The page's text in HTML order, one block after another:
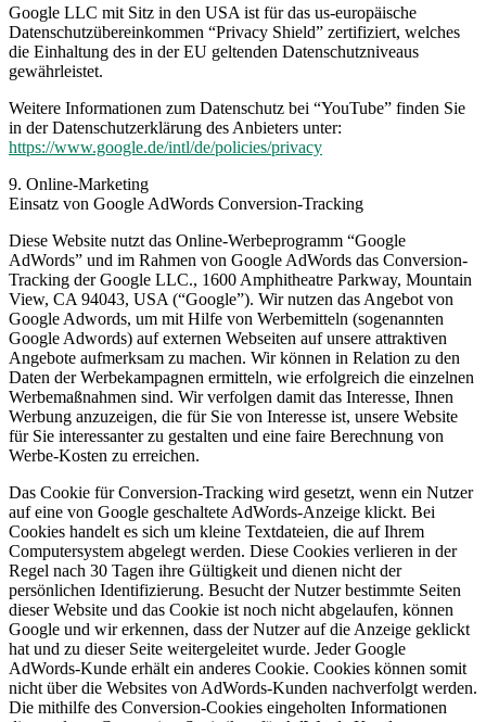
Google LLC mit Sitz in den USA ist für das us-europäische
Datenschutzübereinkommen “Privacy Shield” zertifiziert, welches
die Einhaltung des in der EU geltenden Datenschutzniveaus
gewährleistet.
Weitere Informationen zum Datenschutz bei “YouTube” finden Sie
in der Datenschutzerklärung des Anbieters unter:
https://www.google.de/intl/de/policies/privacy
9. Online-Marketing
Einsatz von Google AdWords Conversion-Tracking
Diese Website nutzt das Online-Werbeprogramm “Google
AdWords” und im Rahmen von Google AdWords das Conversion-
Tracking der Google LLC., 1600 Amphitheatre Parkway, Mountain
View, CA 94043, USA (“Google”). Wir nutzen das Angebot von
Google Adwords, um mit Hilfe von Werbemitteln (sogenannten
Google Adwords) auf externen Webseiten auf unsere attraktiven
Angebote aufmerksam zu machen. Wir können in Relation zu den
Daten der Werbekampagnen ermitteln, wie erfolgreich die einzelnen
Werbemaßnahmen sind. Wir verfolgen damit das Interesse, Ihnen
Werbung anzuzeigen, die für Sie von Interesse ist, unsere Website
für Sie interessanter zu gestalten und eine faire Berechnung von
Werbe-Kosten zu erreichen.
Das Cookie für Conversion-Tracking wird gesetzt, wenn ein Nutzer
auf eine von Google geschaltete AdWords-Anzeige klickt. Bei
Cookies handelt es sich um kleine Textdateien, die auf Ihrem
Computersystem abgelegt werden. Diese Cookies verlieren in der
Regel nach 30 Tagen ihre Gültigkeit und dienen nicht der
persönlichen Identifizierung. Besucht der Nutzer bestimmte Seiten
dieser Website und das Cookie ist noch nicht abgelaufen, können
Google und wir erkennen, dass der Nutzer auf die Anzeige geklickt
hat und zu dieser Seite weitergeleitet wurde. Jeder Google
AdWords-Kunde erhält ein anderes Cookie. Cookies können somit
nicht über die Websites von AdWords-Kunden nachverfolgt werden.
Die mithilfe des Conversion-Cookies eingeholten Informationen